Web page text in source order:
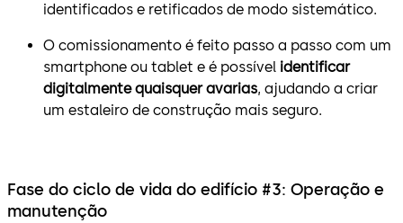
identificados e retificados de modo sistemático.
O comissionamento é feito passo a passo com um
smartphone ou tablet e é possível identificar
digitalmente quaisquer avarias, ajudando a criar
um estaleiro de construção mais seguro.
Fase do ciclo de vida do edifício #3: Operação e
manutenção